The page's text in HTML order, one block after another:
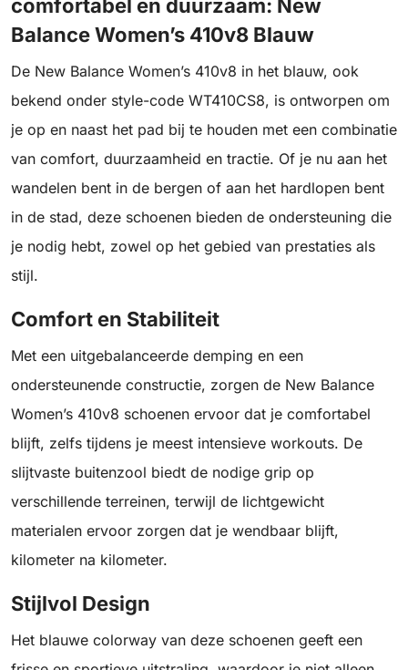
comfortabel en duurzaam: New
Balance Women’s 410v8 Blauw
De New Balance Women’s 410v8 in het blauw, ook
bekend onder style-code WT410CS8, is ontworpen om
je op en naast het pad bij te houden met een combinatie
van comfort, duurzaamheid en tractie. Of je nu aan het
wandelen bent in de bergen of aan het hardlopen bent
in de stad, deze schoenen bieden de ondersteuning die
je nodig hebt, zowel op het gebied van prestaties als
stijl.
Comfort en Stabiliteit
Met een uitgebalanceerde demping en een
ondersteunende constructie, zorgen de New Balance
Women’s 410v8 schoenen ervoor dat je comfortabel
blijft, zelfs tijdens je meest intensieve workouts. De
slijtvaste buitenzool biedt de nodige grip op
verschillende terreinen, terwijl de lichtgewicht
materialen ervoor zorgen dat je wendbaar blijft,
kilometer na kilometer.
Stijlvol Design
Het blauwe colorway van deze schoenen geeft een